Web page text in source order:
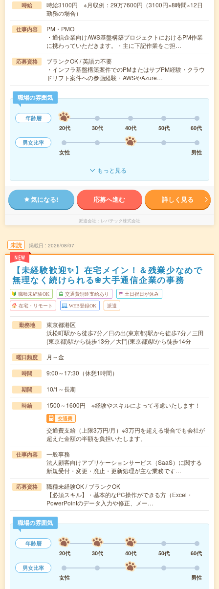
時給
時給3100円 ※月収例：29万7600円（3100円×8時間×12日
勤務の場合）
仕事内容
PM・PMO
・通信企業向けAWS基盤構築プロジェクトにおけるPM作業
に携わっていただきます。・主に下記作業をご担…
応募資格
ブランクOK / 英語力不要
・インフラ基盤構築案件でのPMまたはサブPM経験・クラウ
ドリフト案件への参画経験・AWSやAzure…
職場の雰囲気
年齢層
20代
30代 40代 50代
60代
男女比率
女性
男性
もっと見る
気になる! 応募へ進む 詳しく見る
派遣会社 レバテック株式会社
未読
NEW
掲載日 2026/08/07
【未経験歓迎✨】在宅メイン！＆残業少なめで
無理なく続けられる❀大手通信企業の事務
職種未経験OK 交通費別途支給あり 土日祝日が休み
在宅・リモート WEB登録OK 派遣
勤務地
東京都港区
浜松町駅から徒歩7分／日の出(東京都)駅から徒歩7分／三田
(東京都)駅から徒歩13分／大門(東京都)駅から徒歩14分
曜日頻度 月～金
時間 9:00～17:30（休憩1時間）
期間 10/1～長期
時給 1500～1600円 ※経験やスキルによって考慮いたします！
交通費
交通費支給（上限3万円/月）※3万円を超える場合でも会社が
超えた金額の半額を負担いたします。
仕事内容
一般事務
法人顧客向けアプリケーションサービス（SaaS）に関する
新規受付・変更・廃止・更新処理が主な業務です…
応募資格
職種未経験OK / ブランクOK
【必須スキル】・基本的なPC操作ができる方（Excel・
PowerPointのデータ入力や修正、メー…
職場の雰囲気
年齢層
20代
30代 40代 50代
60代
男女比率
女性
男性